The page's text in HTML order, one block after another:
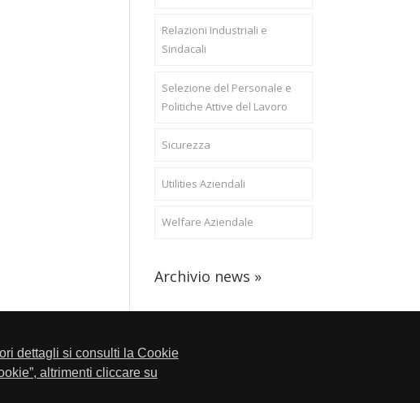
dettagli si consulti la Cookie
altrimenti cliccare su
Relazioni Industriali e
Sindacali
Selezione del Personale e
Politiche Attive del Lavoro
Sicurezza
Utilities Aziendali
Welfare Aziendale
Archivio news »